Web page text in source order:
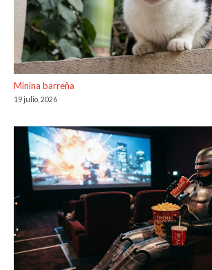
Minina barreña
19 julio, 2026